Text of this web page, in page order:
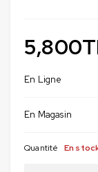
5,800
En Ligne
En Magasin
Quantité En